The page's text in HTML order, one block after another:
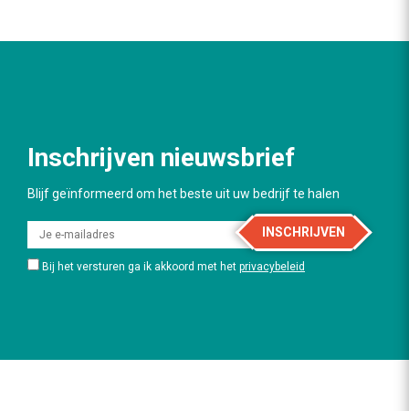
Inschrijven nieuwsbrief
Blijf geïnformeerd om het beste uit uw bedrijf te halen
INSCHRIJVEN
Bij het versturen ga ik akkoord met het privacybeleid